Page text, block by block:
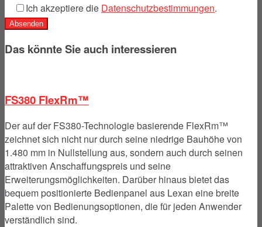
Ich akzeptiere die Datenschutzbestimmungen.
Bitte
Sie
aus.
Das könnte Sie auch interessieren
FS380 FlexRm™
Der auf der FS380-Technologie basierende FlexRm™
zeichnet sich nicht nur durch seine niedrige Bauhöhe von
1.480 mm in Nullstellung aus, sondern auch durch seinen
attraktiven Anschaffungspreis und seine
Erweiterungsmöglichkeiten. Darüber hinaus bietet das
bequem positionierte Bedienpanel aus Lexan eine breite
Palette von Bedienungsoptionen, die für jeden Anwender
verständlich sind.